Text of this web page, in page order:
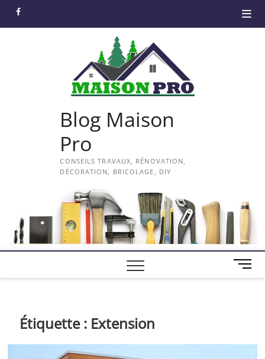
facebook
Blog Maison
Pro
CONSEILS TRAVAUX, RÉNOVATION,
DÉCORATION, BRICOLAGE, DIY
M
e
Étiquette : Extension